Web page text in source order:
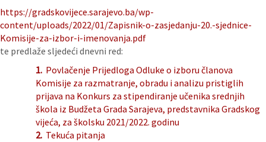
https://gradskovijece.sarajevo.ba/wp-
content/uploads/2022/01/Zapisnik-o-zasjedanju-20.-sjednice-
Komisije-za-izbor-i-imenovanja.pdf
te predlaže sljedeći dnevni red:
1. Povlačenje Prijedloga Odluke o izboru članova
Komisije za razmatranje, obradu i analizu pristiglih
prijava na Konkurs za stipendiranje učenika srednjih
škola iz Budžeta Grada Sarajeva, predstavnika Gradskog
vijeća, za školsku 2021/2022. godinu
2. Tekuća pitanja